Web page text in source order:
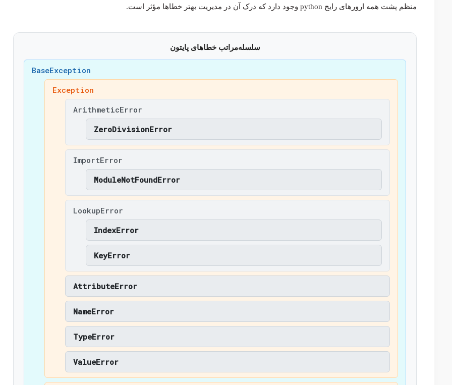
منظم پشت همه ارورهای رایج python وجود دارد که درک آن در مدیریت بهتر خطاها مؤثر است.
سلسله‌مراتب خطاهای پایتون
BaseException
Exception
ArithmeticError
ZeroDivisionError
ImportError
ModuleNotFoundError
LookupError
IndexError
KeyError
AttributeError
NameError
TypeError
ValueError